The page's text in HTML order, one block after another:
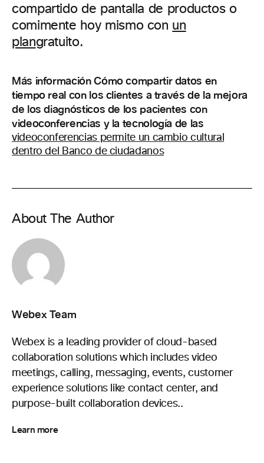
compartido de pantalla de productos o
comimente hoy mismo con un
plangratuito.
Más información Cómo compartir datos en
tiempo real con los clientes a través de la mejora
de los diagnósticos de los pacientes con
videoconferencias y la tecnología de las
videoconferencias permite un cambio cultural
dentro del Banco de ciudadanos
About The Author
Webex Team
Webex is a leading provider of cloud-based
collaboration solutions which includes video
meetings, calling, messaging, events, customer
experience solutions like contact center, and
purpose-built collaboration devices..
Learn more